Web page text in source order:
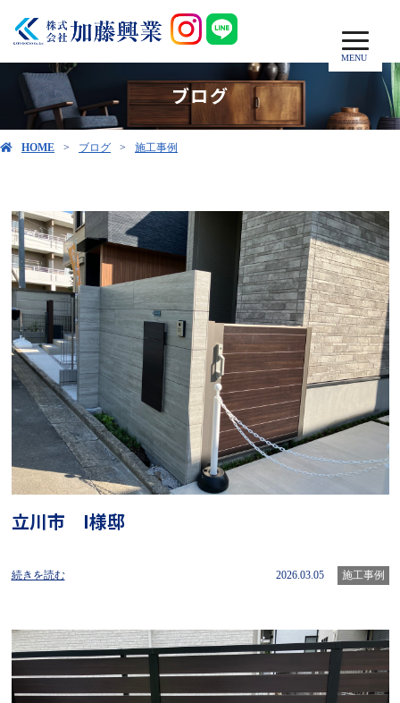
MENU
ブログ
HOME ブログ 施工事例
立川市 I様邸
続きを読む 2026.03.05 施工事例